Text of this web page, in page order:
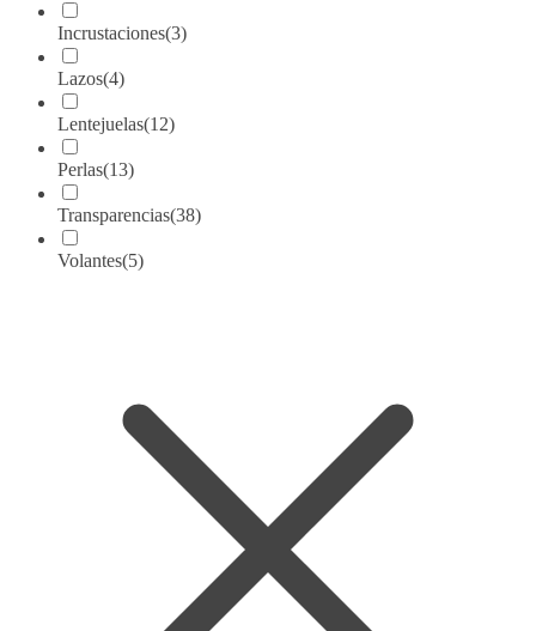
Incrustaciones(3)
Lazos(4)
Lentejuelas(12)
Perlas(13)
Transparencias(38)
Volantes(5)